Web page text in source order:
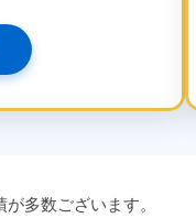
多数ございます。